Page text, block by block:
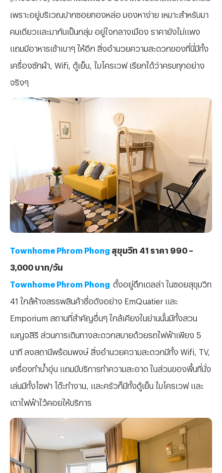
เพราะอยู่บริเวณปากซอยทองหล่อ มองหาง่าย เหมาะสำหรับมา
คนเดียวและมากันเป็นกลุ่ม อยู่ใจกลางเมือง ราคายังไม่แพง
แถมมีอาหารเช้าเบาๆ ให้อีก สิ่งอำนวยความสะดวกของที่นี่มีทั้ง
เครื่องซักผ้า, Wifi, ตู้เย็น, ไมโครเวฟ เรียกได้ว่าครบทุกอย่าง
จริงๆ
Townhome Phrom Phong สุขุมวิท 41 ราคา 990 –
3,000 บาท/วัน
Townhome Phrom Phong ตั้งอยู่ตึกเดลล่า ในซอยสุขุมวิท
41 ใกล้ห้างสรรพสินค้าชื่อดังอย่าง EmQuatier และ
Emporium สถานที่สำคัญอื่นๆ ใกล้เคียงในย่านนั้นมีทั้งสวน
เบญจสิริ ส่วนการเดินทางสะดวกสบายด้วยรถไฟฟ้าเพียง 5
นาที ลงสถานีพร้อมพงษ์ สิ่งอำนวยความสะดวกมีทั้ง Wifi, TV,
เครื่องทำน้ำอุ่น แถมมีบริการทำความสะอาด ในส่วนของพื้นที่นั่ง
เล่นมีทั้งโซฟา โต๊ะทำงาน, และครัวก็มีทั้งตู้เย็น ไมโครเวฟ และ
เตาไฟฟ้าไว้คอยให้บริการ